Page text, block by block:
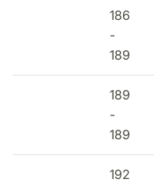
186
-
189
189
-
189
192